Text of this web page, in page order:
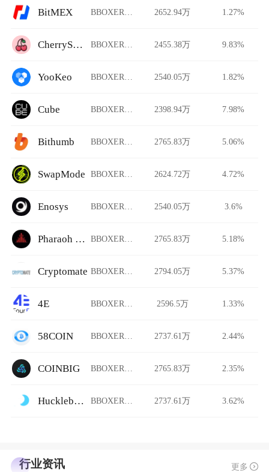
BitMEX BBOXER/USDT 2652.94万 1.27%
CherrySwap BBOXER/USDT 2455.38万 9.83%
YooKeo BBOXER/USDT 2540.05万 1.82%
Cube BBOXER/USDT 2398.94万 7.98%
Bithumb BBOXER/USDT 2765.83万 5.06%
SwapMode BBOXER/USDT 2624.72万 4.72%
Enosys BBOXER/USDT 2540.05万 3.6%
Pharaoh Exchange BBOXER/USDT 2765.83万 5.18%
Cryptomate BBOXER/USDT 2794.05万 5.37%
4E BBOXER/USDT 2596.5万 1.33%
58COIN BBOXER/USDT 2737.61万 2.44%
COINBIG BBOXER/USDT 2765.83万 2.35%
Huckleberry BBOXER/USDT 2737.61万 3.62%
行业资讯 更多